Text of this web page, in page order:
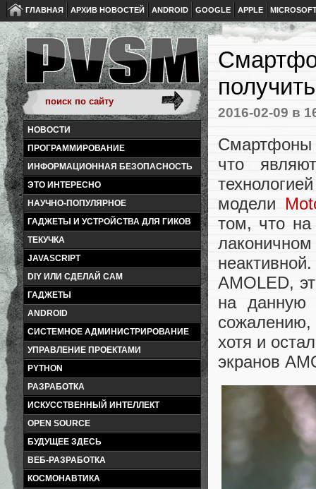
ГЛАВНАЯ АРХИВ НОВОСТЕЙ ANDROID GOOGLE APPLE
НОВОСТИ
ПРОГРАММИРОВАНИЕ
ИНФОРМАЦИОННАЯ БЕЗОПАСНОСТЬ
ЭТО ИНТЕРЕСНО
НАУЧНО-ПОПУЛЯРНОЕ
ГАДЖЕТЫ И УСТРОЙСТВА ДЛЯ ГИКОВ
ТЕКУЧКА
JAVASCRIPT
DIY ИЛИ СДЕЛАЙ САМ
ГАДЖЕТЫ
ANDROID
СИСТЕМНОЕ АДМИНИСТРИРОВАНИЕ
УПРАВЛЕНИЕ ПРОЕКТАМИ
PYTHON
РАЗРАБОТКА
ИСКУССТВЕННЫЙ ИНТЕЛЛЕКТ
OPEN SOURCE
БУДУЩЕЕ ЗДЕСЬ
ВЕБ-РАЗРАБОТКА
КОСМОНАВТИКА
2016-02-09 в
Смартфоны
что
модели
том, что на
AMOLED,
на данную
сожалению,
хотя и
экранов